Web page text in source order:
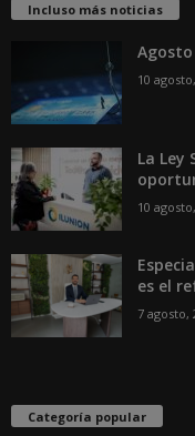
Incluso más noticias
10
La Ley
10
es el
7 agosto,
Categoría popular